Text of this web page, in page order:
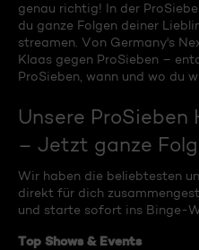
genau richtig! In der
du ganze Folgen deiner
streamen. Von Germany's
Klaas gegen ProSieben –
ProSieben, wann und wo du
Unsere
– Jetzt ganze
Wir haben die beliebtesten
direkt für dich
und starte sofort ins Binge-
Top Shows & Events